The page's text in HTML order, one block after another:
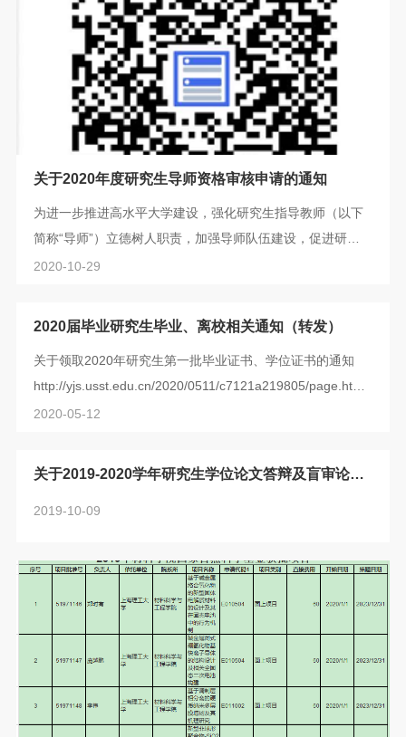
请，否则不予批准，重新安排答辩时间。二、学院答辩手续
办理工作安排1、填写第一批论文答辩申请信息填...
关于2020年度研究生导师资格审核申请的通知
为进一步推进高水平大学建设，强化研究生指导教师（以下
简称“导师”）立德树人职责，加强导师队伍建设，促进研究
生人才培养质量稳步提高，学校决定将每年对导师资格进行
具体申请流程如下： 一、申请条件 1.已经获得了导师资格的
师。 3.满足《上理工材料科学与工程学院研究生指导教师资
格审核办法（试行）》（见附件）...
2020-10-29
2020届毕业研究生毕业、离校相关通知（转发）
关于领取2020年研究生第一批毕业证书、学位证书的通知
http://yjs.usst.edu.cn/2020/0511/c7121a219805/page.htm
关于调整2019-2020学年第二批申请学位研究生学位论文答
http://yjs.usst.edu.cn/2020/0402/c7121a217220/page.htm
2020-05-12
关于2019-2020学年研究生学位论文答辩及盲审论文
2019-10-09